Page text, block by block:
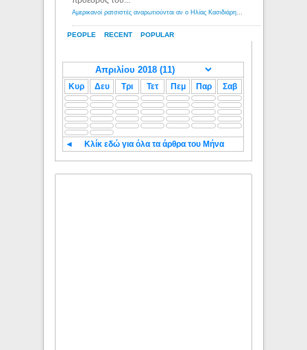
PEOPLE RECENT POPULAR
Κυρ Δευ Τρι Τετ Πεμ Παρ Σαβ
◄ Κλίκ εδώ για όλα τα άρθρα του Μήνα